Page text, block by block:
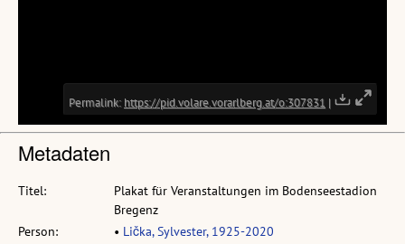
Metadaten
Titel:
Plakat für Veranstaltungen im Bodenseestadion
Bregenz
Person:
• Lička, Sylvester, 1925-2020